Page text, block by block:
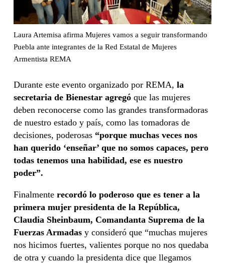
Laura Artemisa afirma Mujeres vamos a seguir transformando
Puebla ante integrantes de la Red Estatal de Mujeres
Armentista REMA
Durante este evento organizado por REMA, la
secretaria de Bienestar agregó que las mujeres
deben reconocerse como las grandes transformadoras
de nuestro estado y país, como las tomadoras de
decisiones, poderosas “porque muchas veces nos
han querido ‘enseñar’ que no somos capaces, pero
todas tenemos una habilidad, ese es nuestro
poder”.
Finalmente recordó lo poderoso que es tener a la
primera mujer presidenta de la República,
Claudia Sheinbaum, Comandanta Suprema de la
Fuerzas Armadas y consideró que “muchas mujeres
nos hicimos fuertes, valientes porque no nos quedaba
de otra y cuando la presidenta dice que llegamos